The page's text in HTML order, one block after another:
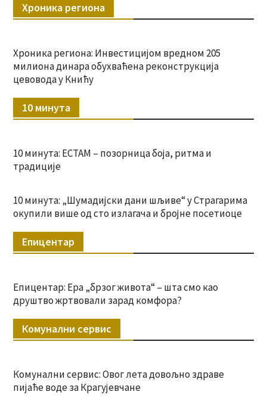
Хроника региона
Хроника региона: Инвестицијом вредном 205
милиона динара обухваћена реконструкција
цевовода у Книћу
10 минута
10 минута: ЕСТАМ – позорница боја, ритма и
традиције
10 минута: „Шумадијски дани шљиве“ у Страгарима
окупили више од сто излагача и бројне посетиоце
Епицентар
Епицентар: Ера „брзог живота“ – шта смо као
друштво жртвовали зарад комфора?
Комунални сервис
Комунални сервис: Овог лета довољно здраве
пијаће воде за Крагујевчане